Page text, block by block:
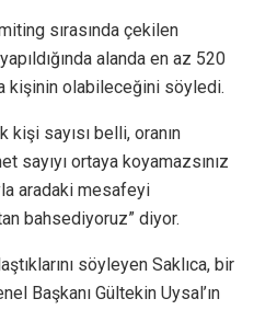
sırasında çekilen
alanda en az 520
kişinin olabileceğini söyledi.
kişi sayısı belli, oranın
sayıyı ortaya koyamazsınız
aradaki mesafeyi
bahsediyoruz” diyor.
söyleyen Saklıca, bir
Başkanı Gültekin Uysal’ın